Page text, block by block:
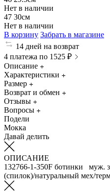
Нет в наличии
47 30см
Нет в наличии
В корзину Забрать в магазине
14 дней на возврат
4 платежа по 1525 ₽
Описание
Характеристики
Размер
Возврат и обмен
Отзывы
Вопросы
Подели
Мокка
Давай делить
ОПИСАНИЕ
132766-1-350F ботинки муж.
(спилок)/натуральный мех/